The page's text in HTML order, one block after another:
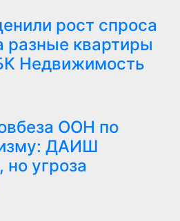
рост спроса
разные квартиры
Недвижимость
ООН по
ДАИШ
но угроза